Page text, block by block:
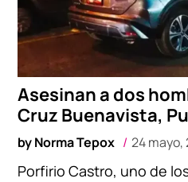
Asesinan a dos
Cruz Buenavista,
byNorma Tepox 24 mayo,
Porfirio Castro, uno de